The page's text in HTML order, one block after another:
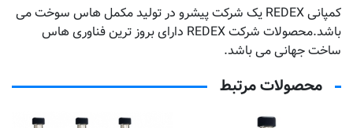
کمپانی REDEX یک شرکت پیشرو در تولید مکمل هاس سوخت می
باشد.محصولات شرکت REDEX دارای بروز ترین فناوری هاس
ساخت جهانی می باشد.
محصولات مرتبط